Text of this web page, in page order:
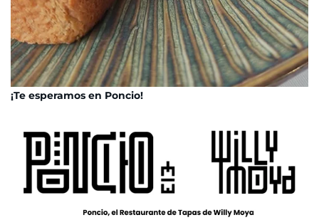
¡Te esperamos en Poncio!